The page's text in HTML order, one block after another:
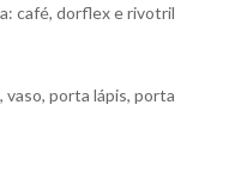
café, dorflex e rivotril
porta lápis, porta